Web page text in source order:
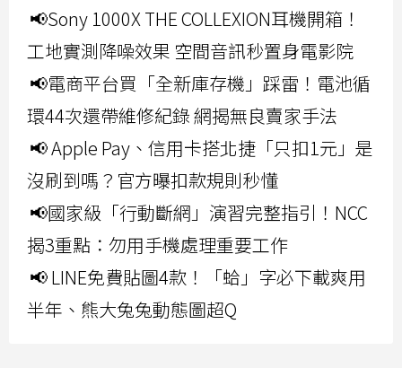
📢Sony 1000X THE COLLEXION耳機開箱！
工地實測降噪效果 空間音訊秒置身電影院
📢電商平台買「全新庫存機」踩雷！電池循
環44次還帶維修紀錄 網揭無良賣家手法
📢 Apple Pay、信用卡搭北捷「只扣1元」是
沒刷到嗎？官方曝扣款規則秒懂
📢國家級「行動斷網」演習完整指引！NCC
揭3重點：勿用手機處理重要工作
📢 LINE免費貼圖4款！「蛤」字必下載爽用
半年、熊大兔兔動態圖超Q